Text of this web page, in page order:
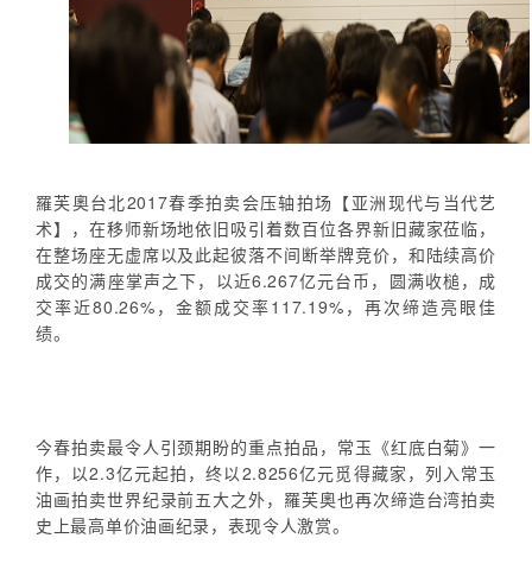
羅芙奧台北2017春季拍卖会压轴拍场【亚洲现代与当代艺
术】，在移师新场地依旧吸引着数百位各界新旧藏家莅临，
在整场座无虚席以及此起彼落不间断举牌竞价，和陆续高价
成交的满座掌声之下，以近6.267亿元台币，圆满收槌，成
交率近80.26%，金额成交率117.19%，再次缔造亮眼佳
绩。
今春拍卖最令人引颈期盼的重点拍品，常玉《红底白菊》一
作，以2.3亿元起拍，终以2.8256亿元觅得藏家，列入常玉
油画拍卖世界纪录前五大之外，羅芙奧也再次缔造台湾拍卖
史上最高单价油画纪录，表现令人激赏。